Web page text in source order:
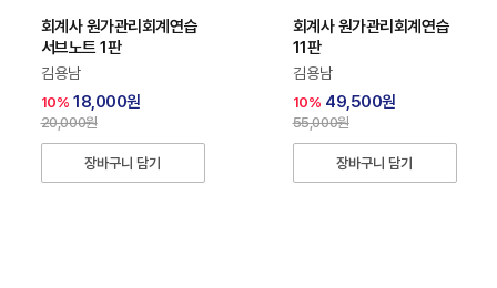
회계사 원가관리회계연습
서브노트 1판
김용남
20,000원
10% 18,000원
장바구니 담기
회계사 원가관리회계연습
11판
김용남
55,000원
10% 49,500원
장바구니 담기